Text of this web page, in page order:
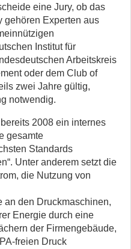
eine Jury, ob das
gehören Experten aus
Institut für
Arbeitskreis
oder dem Club of
zwei Jahre gültig,
notwendig.
2008 ein internes
gesamte
Standards
Unter anderem setzt die
die Nutzung von
an den Druckmaschinen,
Energie durch eine
der Firmengebäude,
freien Druck